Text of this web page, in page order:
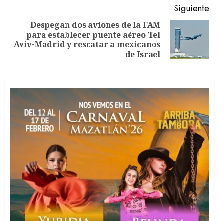
Siguiente
Siguiente
entrada:
Despegan dos aviones de la FAM
para establecer puente aéreo Tel
Aviv-Madrid y rescatar a mexicanos
de Israel